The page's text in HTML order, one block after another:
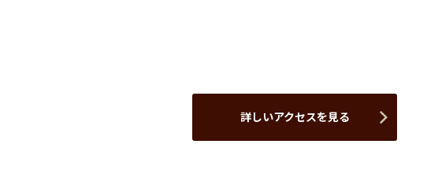
詳しいアクセスを見る